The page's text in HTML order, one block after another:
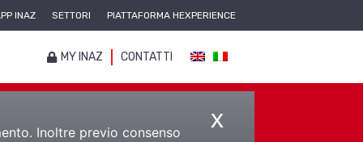
INAZ SETTORI PIATTAFORMA HEXPERIENCE
MY INAZ CONTATTI
x
Inoltre previo consenso